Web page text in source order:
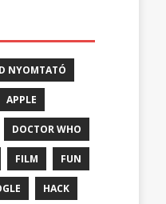
NYOMTATÓ
APPLE
DOCTOR WHO
FILM FUN
HACK